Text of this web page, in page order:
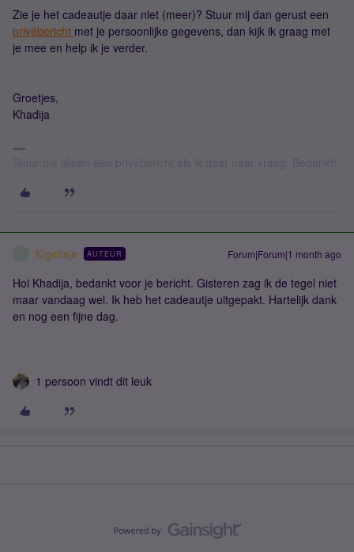
Zie je het cadeautje daar niet (meer)? Stuur mij dan gerust een
privébericht met je persoonlijke gegevens, dan kijk ik graag met
je mee en help ik je verder.
Groetjes,
Khadija
fûgeltsje AUTEUR Forum|Forum|1 month ago
Hoi Khadija, bedankt voor je bericht. Gisteren zag ik de tegel niet
maar vandaag wel. Ik heb het cadeautje uitgepakt. Hartelijk dank
en nog een fijne dag.
1 persoon vindt dit leuk